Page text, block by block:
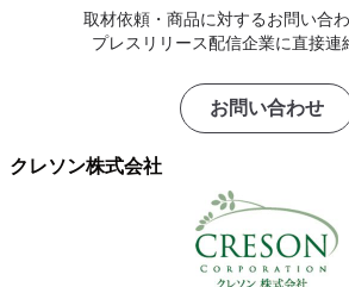
取材依頼・商品に対するお問い合わ
プレスリリース配信企業に直接連
お問い合わせ
クレソン株式会社